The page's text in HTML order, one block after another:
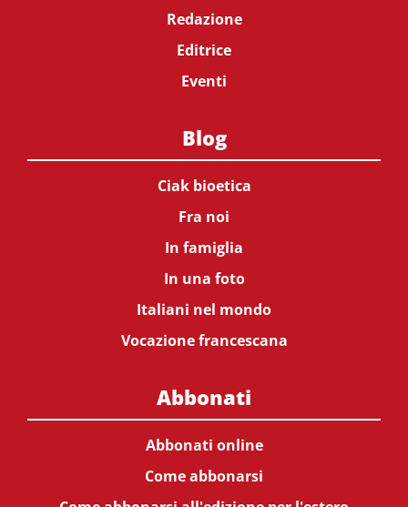
Redazione
Editrice
Eventi
Blog
Ciak bioetica
Fra noi
In famiglia
In una foto
Italiani nel mondo
Vocazione francescana
Abbonati
Abbonati online
Come abbonarsi